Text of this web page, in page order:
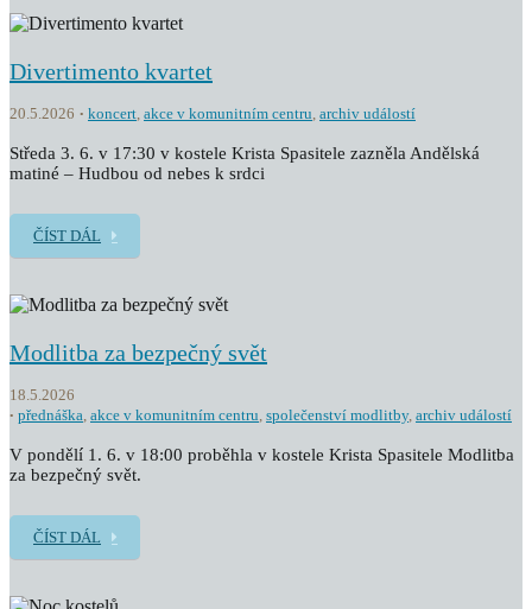
Divertimento kvartet
20.5.2026 koncert, akce v komunitním centru, archiv událostí
Středa 3. 6. v 17:30 v kostele Krista Spasitele zazněla Andělská
matiné – Hudbou od nebes k srdci
ČÍST DÁL
Modlitba za bezpečný svět
18.5.2026
přednáška, akce v komunitním centru, společenství modlitby, archiv událostí
V pondělí 1. 6. v 18:00 proběhla v kostele Krista Spasitele Modlitba
za bezpečný svět.
ČÍST DÁL